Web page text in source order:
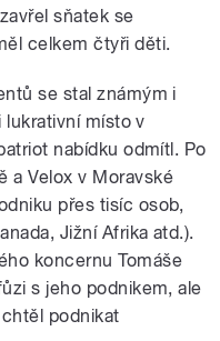
sňatek se
celkem čtyři děti.
se stal známým i
lukrativní místo v
nabídku odmítl. Po
a Velox v Moravské
přes tisíc osob,
Jižní Afrika atd.).
koncernu Tomáše
s jeho podnikem, ale
podnikat